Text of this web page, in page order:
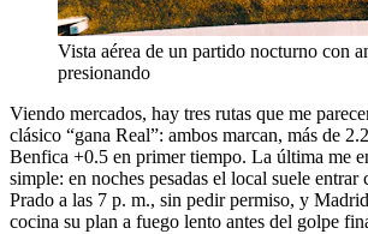
Vista aérea de un partido nocturno con
presionando
Viendo mercados, hay tres rutas que me
clásico “gana Real”: ambos marcan, más de
Benfica +0.5 en primer tiempo. La última me
simple: en noches pesadas el local suele
Prado a las 7 p. m., sin pedir permiso, y
cocina su plan a fuego lento antes del golpe